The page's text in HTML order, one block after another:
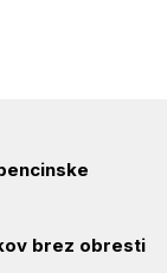
brez obresti